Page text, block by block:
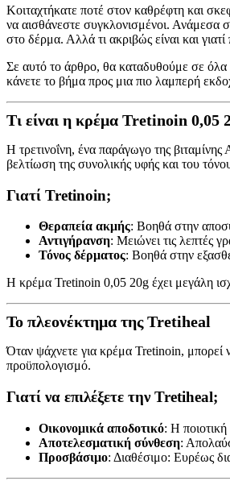
Κοιταχτήκατε ποτέ στον καθρέφτη και
να αισθάνεστε συγκλονισμένοι.
στο δέρμα. Αλλά τι ακριβώς είναι και
Σε αυτό το άρθρο, θα καταδυθούμε σε όλα
κάνετε το βήμα προς μια πιο λαμπερή
Τι είναι η κρέμα Tretinoin 0,05
Η τρετινοΐνη, ένα παράγωγο της
βελτίωση της συνολικής υφής και του
Γιατί Tretinoin;
Θεραπεία ακμής: Βοηθά στην
Αντιγήρανση: Μειώνει τις λεπτές
Τόνος δέρματος: Βοηθά στην
Η κρέμα Tretinoin 0,05 20g έχει μεγάλη
Το πλεονέκτημα της Tretiheal
Όταν ψάχνετε για κρέμα Tretinoin, μπορεί
προϋπολογισμό.
Γιατί να επιλέξετε την Tretiheal;
Οικονομικά αποδοτικό: Η
Αποτελεσματική σύνθεση:
Προσβάσιμο: Διαθέσιμο: Ευρέως